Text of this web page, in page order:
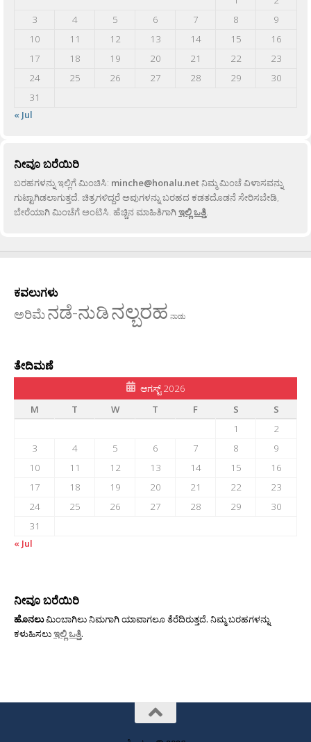
3
4 5 6 7 8
9
10
11 12 13 14 15
16
17
18 19 20 21 22
23
24
25 26 27 28 29
30
31
« Jul
ನೀವೂ ಬರೆಯಿರಿ
ಬರಹಗಳನ್ನು ಇಲ್ಲಿಗೆ ಮಿಂಚಿಸಿ: minche@honalu.netನಿಮ್ಮ ಮಿಂಚೆ ವಿಳಾಸವನ್ನು
ಗುಟ್ಟಾಗಿಡಲಾಗುತ್ತದೆ. ಚಿತ್ರಗಳಿದ್ದರೆ ಅವುಗಳನ್ನು ಬರಹದ ಕಡತದೊಡನೆ ಸೇರಿಸಬೇಡಿ,
ಬೇರೆಯಾಗಿ ಮಿಂಚೆಗೆ ಅಂಟಿಸಿ. ಹೆಚ್ಚಿನ ಮಾಹಿತಿಗಾಗಿಇಲ್ಲಿ ಒತ್ತಿ.
ಕವಲುಗಳು
ಅರಿಮೆನಡೆ-ನುಡಿನಲ್ಬರಹ ನಾಡು
ತೇದಿಮಣೆ
ಆಗಸ್ಟ್ 2026
M
T W T F S
S
1
2
3
4 5 6 7 8
9
10
11 12 13 14 15
16
17
18 19 20 21 22
23
24
25 26 27 28 29
30
31
« Jul
ನೀವೂ ಬರೆಯಿರಿ
ಹೊನಲುಮಿಂಬಾಗಿಲು ನಿಮಗಾಗಿ ಯಾವಾಗಲೂ ತೆರೆದಿರುತ್ತದೆ. ನಿಮ್ಮ ಬರಹಗಳನ್ನು
ಕಳುಹಿಸಲುಇಲ್ಲಿ ಒತ್ತಿ.